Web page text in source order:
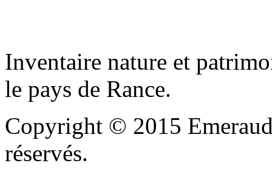
Inventaire nature et
le pays de Rance.
Copyright © 2015
réservés.